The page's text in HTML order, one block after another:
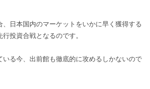
、日本国内のマーケットをいかに早く獲得する
投資合戦となるのです。
いる今、出前館も徹底的に攻めるしかないので